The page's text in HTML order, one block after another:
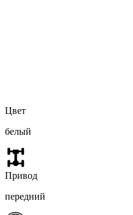
Цвет
белый
Привод
передний